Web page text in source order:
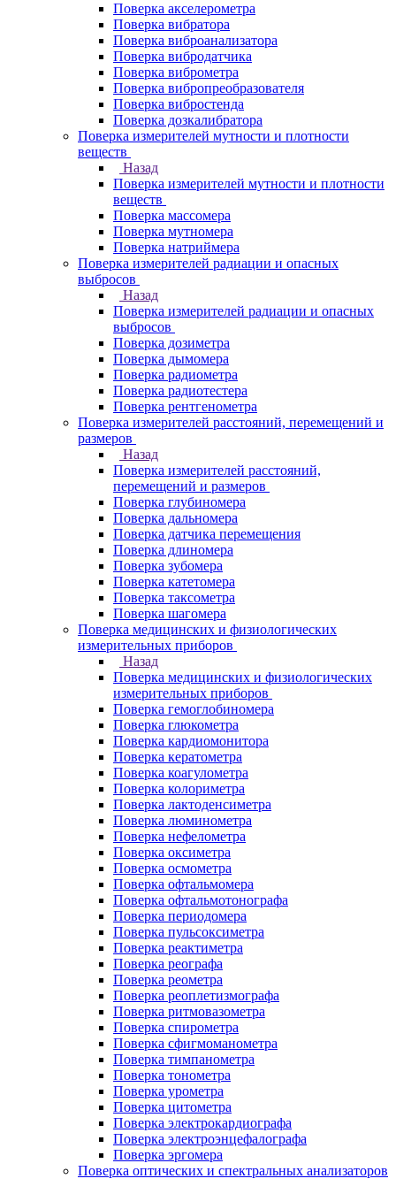
Поверка акселерометра
Поверка вибратора
Поверка виброанализатора
Поверка вибродатчика
Поверка виброметра
Поверка вибропреобразователя
Поверка вибростенда
Поверка дозкалибратора
Поверка измерителей мутности и плотности
веществ
Назад
Поверка измерителей мутности и плотности
веществ
Поверка массомера
Поверка мутномера
Поверка натриймера
Поверка измерителей радиации и опасных
выбросов
Назад
Поверка измерителей радиации и опасных
выбросов
Поверка дозиметра
Поверка дымомера
Поверка радиометра
Поверка радиотестера
Поверка рентгенометра
Поверка измерителей расстояний, перемещений и
размеров
Назад
Поверка измерителей расстояний,
перемещений и размеров
Поверка глубиномера
Поверка дальномера
Поверка датчика перемещения
Поверка длиномера
Поверка зубомера
Поверка катетомера
Поверка таксометра
Поверка шагомера
Поверка медицинских и физиологических
измерительных приборов
Назад
Поверка медицинских и физиологических
измерительных приборов
Поверка гемоглобиномера
Поверка глюкометра
Поверка кардиомонитора
Поверка кератометра
Поверка коагулометра
Поверка колориметра
Поверка лактоденсиметра
Поверка люминометра
Поверка нефелометра
Поверка оксиметра
Поверка осмометра
Поверка офтальмомера
Поверка офтальмотонографа
Поверка периодомера
Поверка пульсоксиметра
Поверка реактиметра
Поверка реографа
Поверка реометра
Поверка реоплетизмографа
Поверка ритмовазометра
Поверка спирометра
Поверка сфигмоманометра
Поверка тимпанометра
Поверка тонометра
Поверка урометра
Поверка цитометра
Поверка электрокардиографа
Поверка электроэнцефалографа
Поверка эргомера
Поверка оптических и спектральных анализаторов